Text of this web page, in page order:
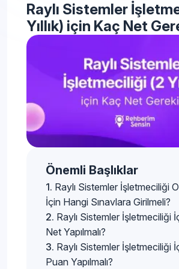
Raylı Sistemler
Yıllık) için Kaç Net
Önemli Başlıklar
Raylı Sistemler İşletmeciliği
İçin Hangi Sınavlara Girilmeli?
Raylı Sistemler İşletmeciliği
Net Yapılmalı?
Raylı Sistemler İşletmeciliği
Puan Yapılmalı?